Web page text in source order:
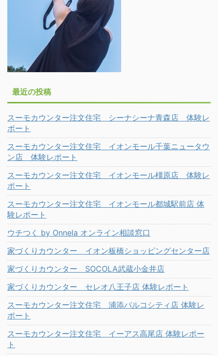
最近の投稿
スーモカウンター注文住宅 シーナシーナ青森店 体験レ
ポート
スーモカウンター注文住宅 イオンモール千葉ニュータウ
ン店 体験レポート
スーモカウンター注文住宅 イオンモール橿原店 体験レ
ポート
スーモカウンター注文住宅 イオンモール都城駅前店 体
験レポート
ウチつく by Onnela オンライン相談窓口
家づくりカウンター イオン板橋ショッピングセンター店
家づくりカウンター SOCOLA武蔵小金井店
家づくりカウンター セレオ八王子店 体験レポート
スーモカウンター注文住宅 浦添パルコシティ店 体験レ
ポート
スーモカウンター注文住宅 イーアス高尾店 体験レポー
ト